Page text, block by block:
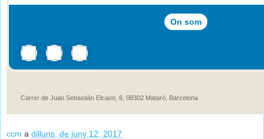
On som
Carrer de Juan Sebastián Elcano, 6, 08302 Mataró, Barcelona
ccm a dilluns, de juny 12, 2017